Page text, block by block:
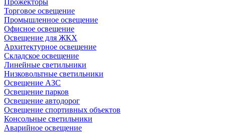
Прожекторы
Торговое освещение
Промышленное освещение
Офисное освещение
Освещение для ЖКХ
Архитектурное освещение
Складское освещение
Линейные светильники
Низковольтные светильники
Освещение АЗС
Освещение парков
Освещение автодорог
Освещение спортивных объектов
Консольные светильники
Аварийное освещение